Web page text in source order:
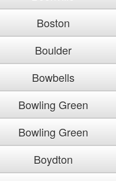
Boston
Boulder
Bowbells
Bowling Green
Bowling Green
Boydton